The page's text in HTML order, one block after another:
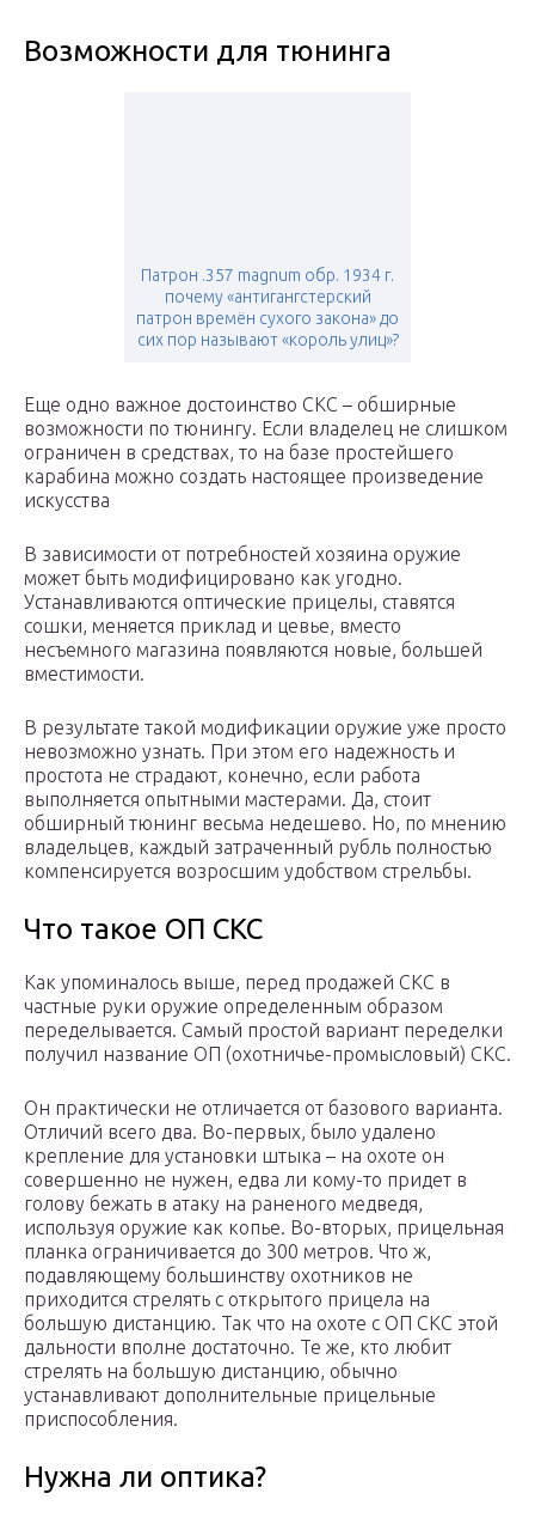
Возможности для тюнинга
Патрон .357 magnum обр. 1934 г.
почему «антигангстерский
патрон времён сухого закона» до
сих пор называют «король улиц»?
Еще одно важное достоинство СКС – обширные
возможности по тюнингу. Если владелец не слишком
ограничен в средствах, то на базе простейшего
карабина можно создать настоящее произведение
искусства
В зависимости от потребностей хозяина оружие
может быть модифицировано как угодно.
Устанавливаются оптические прицелы, ставятся
сошки, меняется приклад и цевье, вместо
несъемного магазина появляются новые, большей
вместимости.
В результате такой модификации оружие уже просто
невозможно узнать. При этом его надежность и
простота не страдают, конечно, если работа
выполняется опытными мастерами. Да, стоит
обширный тюнинг весьма недешево. Но, по мнению
владельцев, каждый затраченный рубль полностью
компенсируется возросшим удобством стрельбы.
Что такое ОП СКС
Как упоминалось выше, перед продажей СКС в
частные руки оружие определенным образом
переделывается. Самый простой вариант переделки
получил название ОП (охотничье-промысловый) СКС.
Он практически не отличается от базового варианта.
Отличий всего два. Во-первых, было удалено
крепление для установки штыка – на охоте он
совершенно не нужен, едва ли кому-то придет в
голову бежать в атаку на раненого медведя,
используя оружие как копье. Во-вторых, прицельная
планка ограничивается до 300 метров. Что ж,
подавляющему большинству охотников не
приходится стрелять с открытого прицела на
большую дистанцию. Так что на охоте с ОП СКС этой
дальности вполне достаточно. Те же, кто любит
стрелять на большую дистанцию, обычно
устанавливают дополнительные прицельные
приспособления.
Нужна ли оптика?